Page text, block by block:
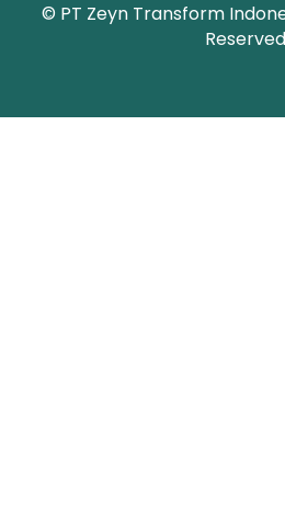
© PT Zeyn Transform
Reserved